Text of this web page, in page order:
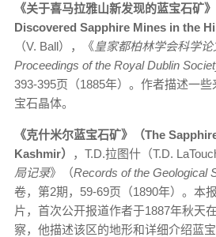
《关于喜马拉雅山新发现的蓝宝石矿
Discovered Sapphire Mines in the
（V. Ball），《 皇家都柏林学会科学论
Proceedings of the Royal Dublin
393-395页（1885年）。作者描述一
宝石晶体。
《克什米尔蓝宝石矿》（The
Kashmir） ，T.D.拉图什（T.D.
局记录》（Records of the Geological
卷，第2期，59-69页（1890年）。本
片，首次公开报道作者于1887年秋天
察，他描述该区的地形和详细介绍蓝宝